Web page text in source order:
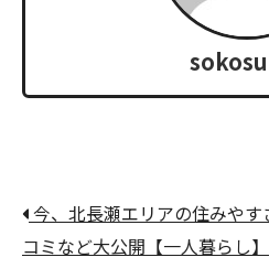
今、北長瀬エリアの住みや
コミなど大公開【一人暮らし】